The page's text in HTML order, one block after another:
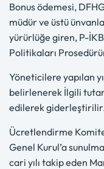
Bonus ödemesi,
müdür ve üstü
yürürlüğe giren, P-
Politikaları
Yöneticilere yapılan
belirlenerek İlgili
edilerek
Ücretlendirme
Genel Kurul’a
cari yılı takip eden